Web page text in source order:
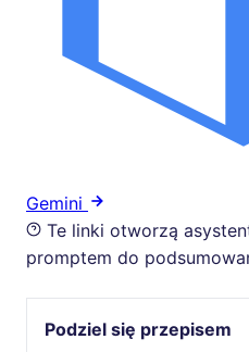
Gemini
Te linki otworzą
promptem do
Podziel się przepisem